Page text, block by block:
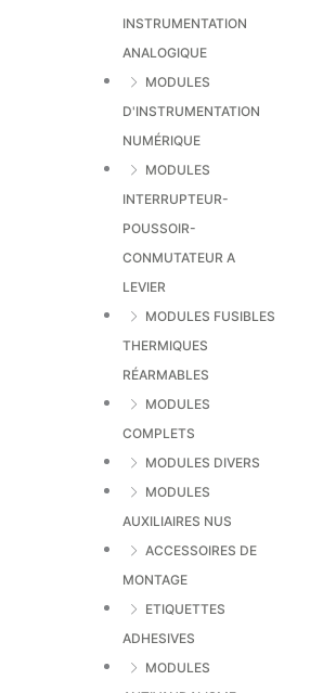
INSTRUMENTATION
ANALOGIQUE
MODULES
D'INSTRUMENTATION
NUMÉRIQUE
MODULES
INTERRUPTEUR-
POUSSOIR-
CONMUTATEUR A
LEVIER
MODULES FUSIBLES
THERMIQUES
RÉARMABLES
MODULES
COMPLETS
MODULES DIVERS
MODULES
AUXILIAIRES NUS
ACCESSOIRES DE
MONTAGE
ETIQUETTES
ADHESIVES
MODULES